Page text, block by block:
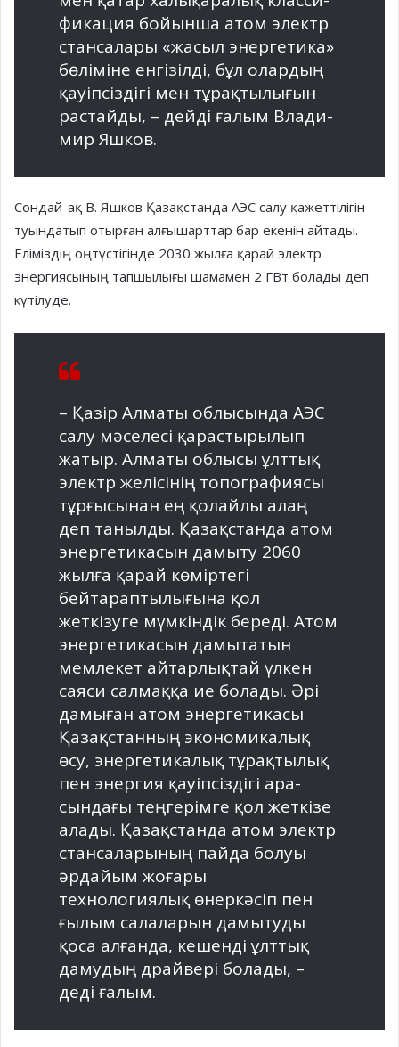
фикация бойынша атом электр
стансалары «жасыл энергетика»
бөліміне енгізілді, бұл олардың
қауіпсіздігі мен тұрақтылығын
растайды, – дейді ғалым Влади­
мир Яшков.
Сондай-ақ В. Яшков Қазақ­станда АЭС салу қажеттілігін
туындатып отырған алғы­шарт­тар бар екенін айтады.
Еліміздің оңтүстігінде 2030 жылға қарай электр
энергиясының тапшы­лығы шамамен 2 ГВт болады деп
күтілуде.
– Қазір Алматы облысында АЭС
салу мәселесі қарастыры­лып
жатыр. Алматы облысы ұлт­тық
электр желісінің топо­графиясы
тұрғысынан ең қо­лайлы алаң
деп танылды. Қазақ­станда атом
энерге­тикасын дамыту 2060
жылға қарай көмір­тегі
бейтарап­тылы­ғына қол
жеткізуге мүмкіндік береді. Атом
энергетикасын дамытатын
мемлекет айтарлық­тай үлкен
саяси салмаққа ие болады. Әрі
дамыған атом энер­ге­тикасы
Қазақстанның эко­номикалық
өсу, энергетикалық тұрақтылық
пен энергия қауіп­сіздігі ара­
сындағы теңгерімге қол жеткізе
алады. Қазақстанда атом электр
стансаларының пайда болуы
әрдайым жоғары
технологиялық өнеркәсіп пен
ғылым салаларын дамытуды
қоса алғанда, кешенді ұлттық
дамудың драйвері бола­ды, –
деді ғалым.